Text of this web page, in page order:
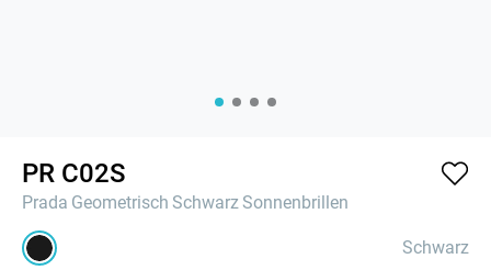
PR C02S
Prada Geometrisch Schwarz Sonnenbrillen
Schwarz